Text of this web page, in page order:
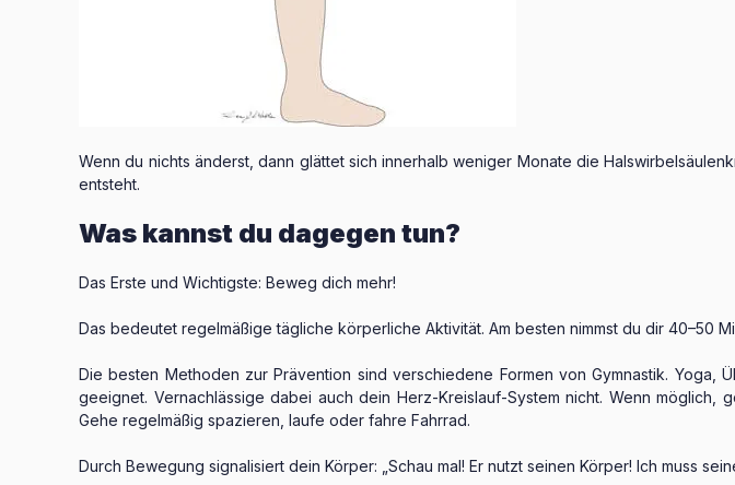
Wenn du nichts änderst, dann glättet sich innerhalb weniger Monate die
entsteht.
Was kannst du dagegen tun?
Das Erste und Wichtigste: Beweg dich mehr!
Das bedeutet regelmäßige tägliche körperliche Aktivität. Am besten nimmst du dir 40–50
Die besten Methoden zur Prävention sind verschiedene Formen von Gymnastik.
geeignet. Vernachlässige dabei auch dein Herz-Kreislauf-System nicht. Wenn
Gehe regelmäßig spazieren, laufe oder fahre Fahrrad.
Durch Bewegung signalisiert dein Körper: „Schau mal! Er nutzt seinen Körper! Ich muss